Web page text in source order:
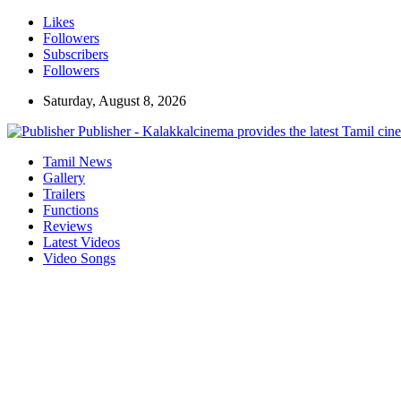
Likes
Followers
Subscribers
Followers
Saturday, August 8, 2026
Publisher - Kalakkalcinema provides the latest Tamil
Tamil News
Gallery
Trailers
Functions
Reviews
Latest Videos
Video Songs